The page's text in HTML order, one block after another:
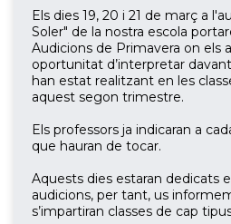
Els dies 19, 20 i 21 de març a
Soler" de la nostra escola
Audicions de Primavera on els
oportunitat d’interpretar
han estat realitzant en les
aquest segon trimestre.
Els professors ja indicaran a
que hauran de tocar.
Aquests dies estaran dedicats
audicions, per tant, us
s’impartiran classes de cap